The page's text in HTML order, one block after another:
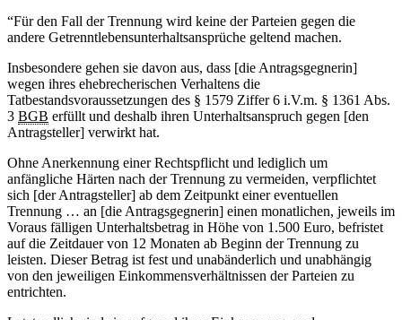
“Für den Fall der Trennung wird keine der Parteien gegen die
andere Getrenntlebensunterhaltsansprüche geltend machen.
Insbesondere gehen sie davon aus, dass [die Antragsgegnerin]
wegen ihres ehebrecherischen Verhaltens die
Tatbestandsvoraussetzungen des § 1579 Ziffer 6 i.V.m. § 1361 Abs.
3 BGB erfüllt und deshalb ihren Unterhaltsanspruch gegen [den
Antragsteller] verwirkt hat.
Ohne Anerkennung einer Rechtspflicht und lediglich um
anfängliche Härten nach der Trennung zu vermeiden, verpflichtet
sich [der Antragsteller] ab dem Zeitpunkt einer eventuellen
Trennung … an [die Antragsgegnerin] einen monatlichen, jeweils im
Voraus fälligen Unterhaltsbetrag in Höhe von 1.500 Euro, befristet
auf die Zeitdauer von 12 Monaten ab Beginn der Trennung zu
leisten. Dieser Betrag ist fest und unabänderlich und unabhängig
von den jeweiligen Einkommensverhältnissen der Parteien zu
entrichten.